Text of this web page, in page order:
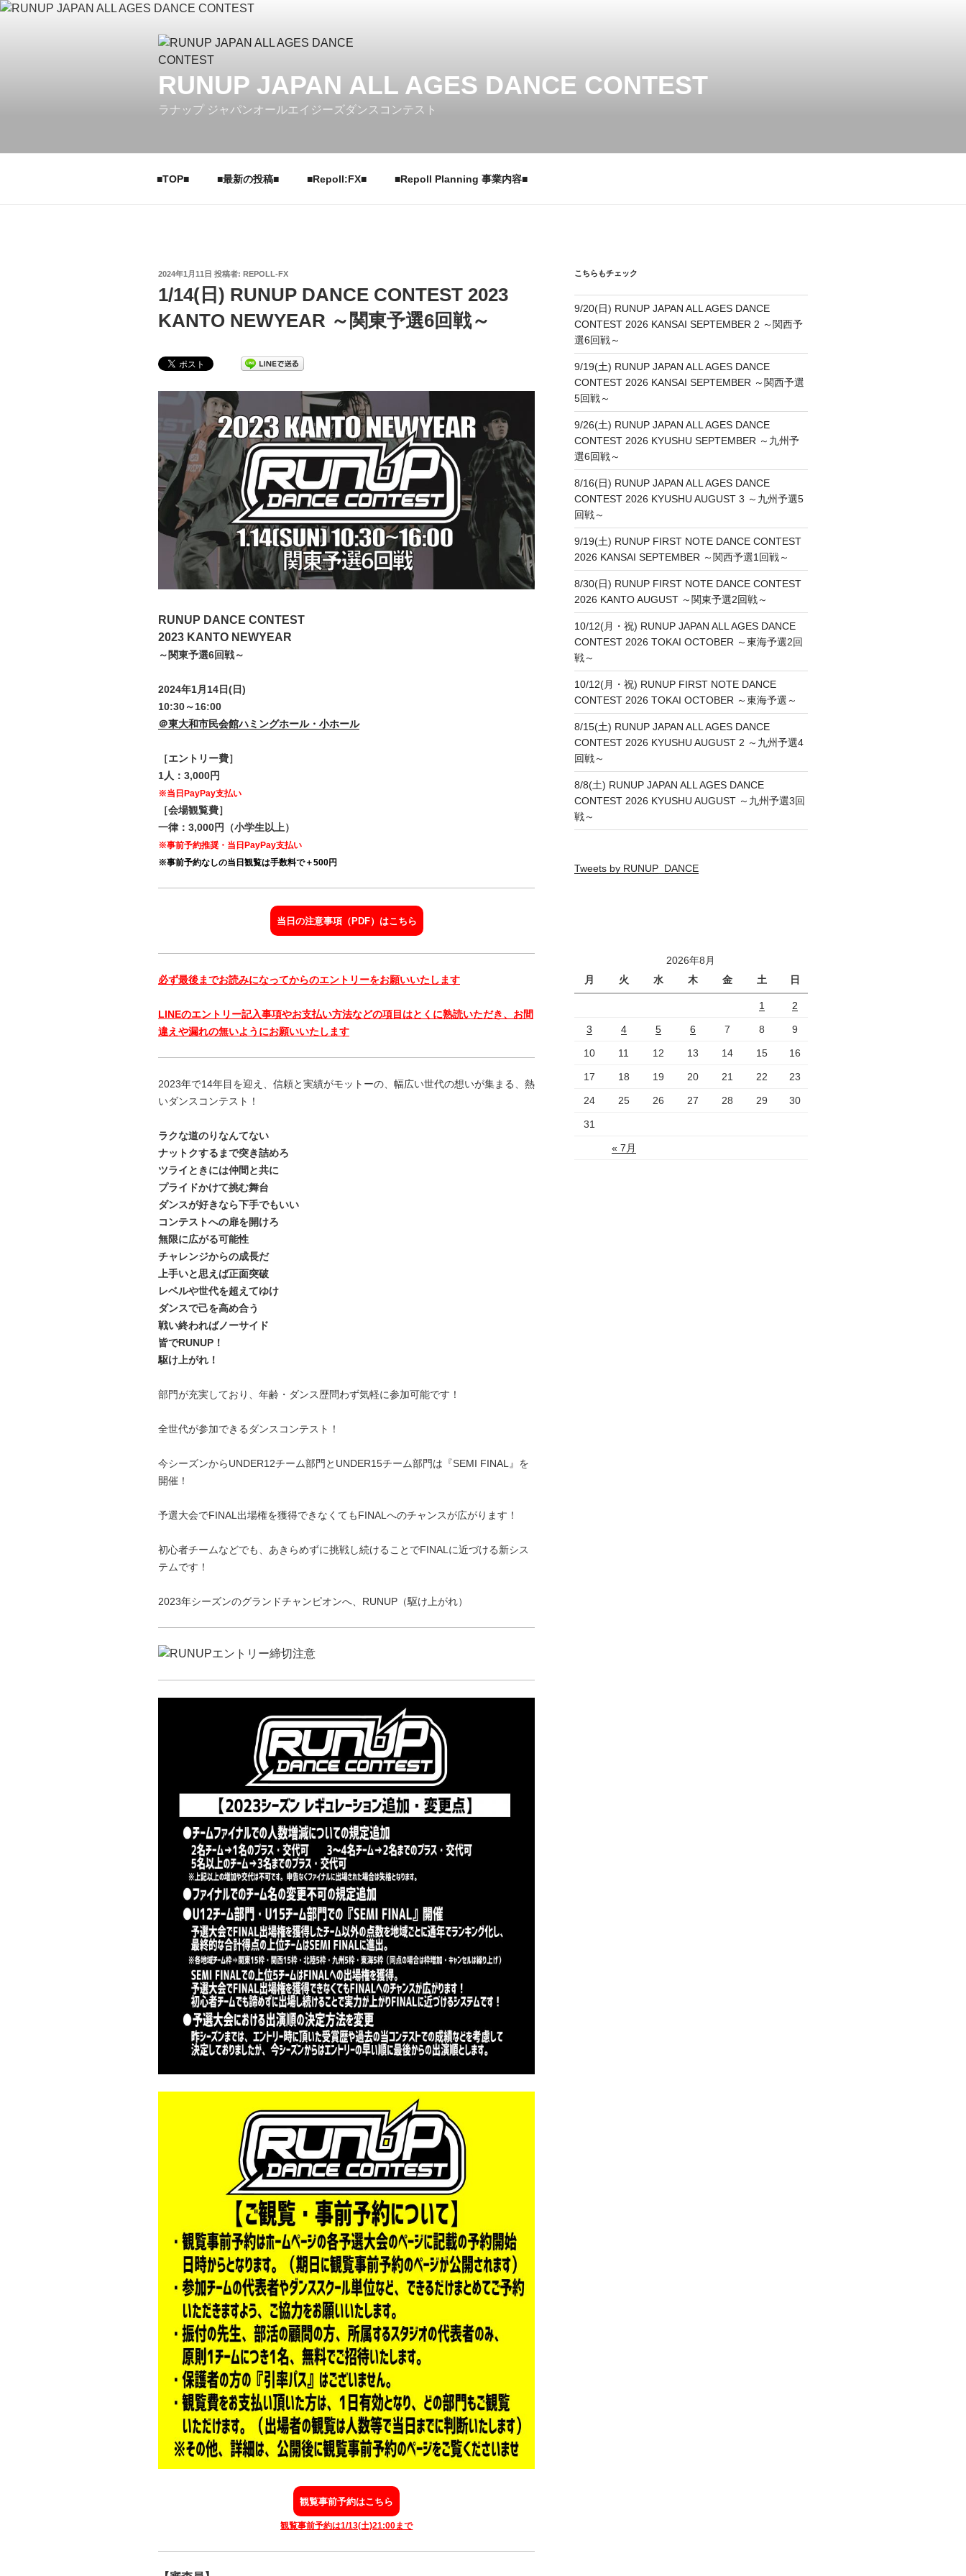
コ
RUNUP JAPAN ALL AGES DANCE CONTEST
ラナップ ジャパンオールエイジーズダンスコンテスト
■TOP■ ■最新の投稿■ ■Repoll:FX■ ■Repoll Planning 事業内容■
投
2024年1月11日 投稿者: REPOLL-FX
1/14(日) RUNUP DANCE CONTEST 2023
KANTO NEWYEAR ～関東予選6回戦～
RUNUP DANCE CONTEST
2023 KANTO NEWYEAR
～関東予選6回戦～
2024年1月14日(日)
10:30～16:00
＠東大和市民会館ハミングホール・小ホール
［エントリー費］
1人：3,000円
※当日PayPay支払い
［会場観覧費］
一律：3,000円（小学生以上）
※事前予約推奨・当日PayPay支払い
※事前予約なしの当日観覧は手数料で＋500円
当日の注意事項（PDF）はこちら
必ず最後までお読みになってからのエントリーをお願いいたします
LINEのエントリー記入事項やお支払い方法などの項目はとくに熟読いただき、お間
違えや漏れの無いようにお願いいたします
2023年で14年目を迎え、信頼と実績がモットーの、幅広い世代の想いが集まる、熱
いダンスコンテスト！
ラクな道のりなんてない
ナットクするまで突き詰めろ
ツライときには仲間と共に
プライドかけて挑む舞台
ダンスが好きなら下手でもいい
コンテストへの扉を開けろ
無限に広がる可能性
チャレンジからの成長だ
上手いと思えば正面突破
レベルや世代を超えてゆけ
ダンスで己を高め合う
戦い終わればノーサイド
皆でRUNUP！
駆け上がれ！
部門が充実しており、年齢・ダンス歴問わず気軽に参加可能です！
全世代が参加できるダンスコンテスト！
今シーズンからUNDER12チーム部門とUNDER15チーム部門は『SEMI FINAL』を
開催！
予選大会でFINAL出場権を獲得できなくてもFINALへのチャンスが広がります！
初心者チームなどでも、あきらめずに挑戦し続けることでFINALに近づける新シス
テムです！
2023年シーズンのグランドチャンピオンへ、RUNUP（駆け上がれ）
観覧事前予約はこちら
観覧事前予約は1/13(土)21:00まで
こちらもチェック
9/20(日) RUNUP JAPAN ALL AGES DANCE
CONTEST 2026 KANSAI SEPTEMBER 2 ～関西予
選6回戦～
9/19(土) RUNUP JAPAN ALL AGES DANCE
CONTEST 2026 KANSAI SEPTEMBER ～関西予選
5回戦～
9/26(土) RUNUP JAPAN ALL AGES DANCE
CONTEST 2026 KYUSHU SEPTEMBER ～九州予
選6回戦～
8/16(日) RUNUP JAPAN ALL AGES DANCE
CONTEST 2026 KYUSHU AUGUST 3 ～九州予選5
回戦～
9/19(土) RUNUP FIRST NOTE DANCE CONTEST
2026 KANSAI SEPTEMBER ～関西予選1回戦～
8/30(日) RUNUP FIRST NOTE DANCE CONTEST
2026 KANTO AUGUST ～関東予選2回戦～
10/12(月・祝) RUNUP JAPAN ALL AGES DANCE
CONTEST 2026 TOKAI OCTOBER ～東海予選2回
戦～
10/12(月・祝) RUNUP FIRST NOTE DANCE
CONTEST 2026 TOKAI OCTOBER ～東海予選～
8/15(土) RUNUP JAPAN ALL AGES DANCE
CONTEST 2026 KYUSHU AUGUST 2 ～九州予選4
回戦～
8/8(土) RUNUP JAPAN ALL AGES DANCE
CONTEST 2026 KYUSHU AUGUST ～九州予選3回
戦～
Tweets by RUNUP_DANCE
2026年8月
月
火 水 木 金 土 日
« 7月
1 2
3 4 5 6 7 8 9
10 11 12 13 14 15 16
17 18 19 20 21 22 23
24 25 26 27 28 29 30
31